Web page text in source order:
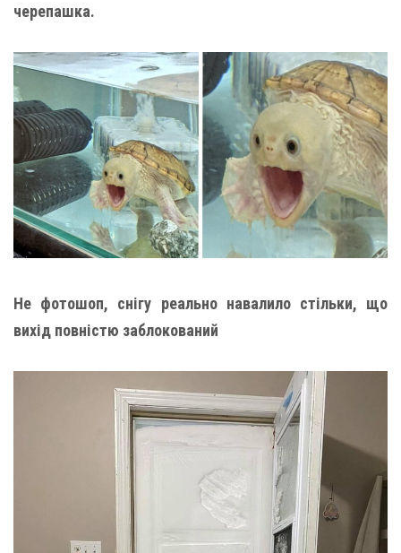
черепашка.
Не фотошоп, снігу реально навалило стільки, що
вихід повністю заблокований